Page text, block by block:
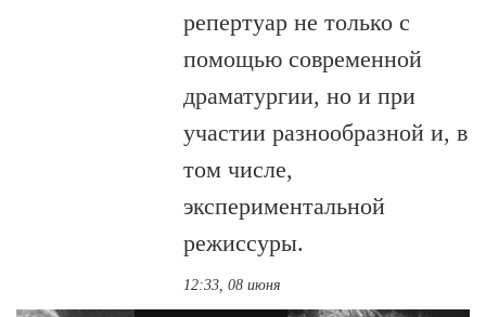
репертуар не только с
помощью современной
драматургии, но и при
участии разнообразной и, в
том числе,
экспериментальной
режиссуры.
12:33, 08 июня